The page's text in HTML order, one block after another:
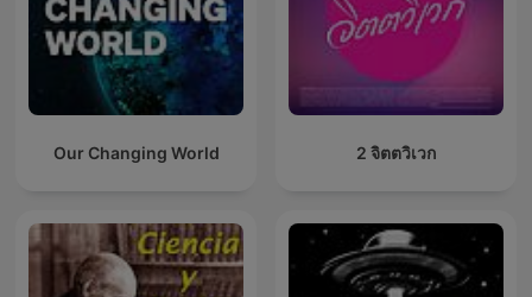
Our Changing World 2 จิตตวิเวก